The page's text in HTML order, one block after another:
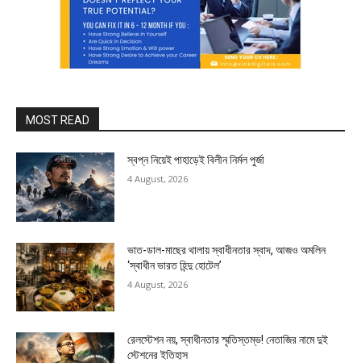
MOST READ
স্বপ্ন নিয়েই পাহাড়েই বিলীন নির্মল পুর্জা
4 August, 2026
ভাত-ডাল-মাছের থালায় স্বাধীনতার স্বাদ, আজও অমলিন
‘স্বাধীন ভারত হিন্দু হোটেল’
4 August, 2026
রেলস্টেশন নয়, স্বাধীনতার স্মৃতিস্তম্ভ! নেতাজির নামে দুই
স্টেশনের ইতিহাস